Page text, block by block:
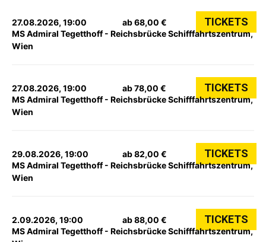
27.08.2026, 19:00
MS Admiral Tegetthoff - Reichsbrücke Schifffahrtszentrum,
Wien
ab 68,00 € TICKETS
27.08.2026, 19:00
MS Admiral Tegetthoff - Reichsbrücke Schifffahrtszentrum,
Wien
ab 78,00 € TICKETS
29.08.2026, 19:00
MS Admiral Tegetthoff - Reichsbrücke Schifffahrtszentrum,
Wien
ab 82,00 € TICKETS
2.09.2026, 19:00
MS Admiral Tegetthoff - Reichsbrücke Schifffahrtszentrum,
ab 88,00 € TICKETS